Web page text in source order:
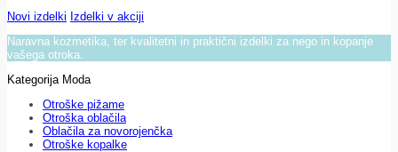
Novi izdelki Izdelki v akciji
Naravna kozmetika, ter kvalitetni in praktični izdelki za nego in kopanje
vašega otroka.
Kategorija Moda
Otroške pižame
Otroška oblačila
Oblačila za novorojenčka
Otroške kopalke